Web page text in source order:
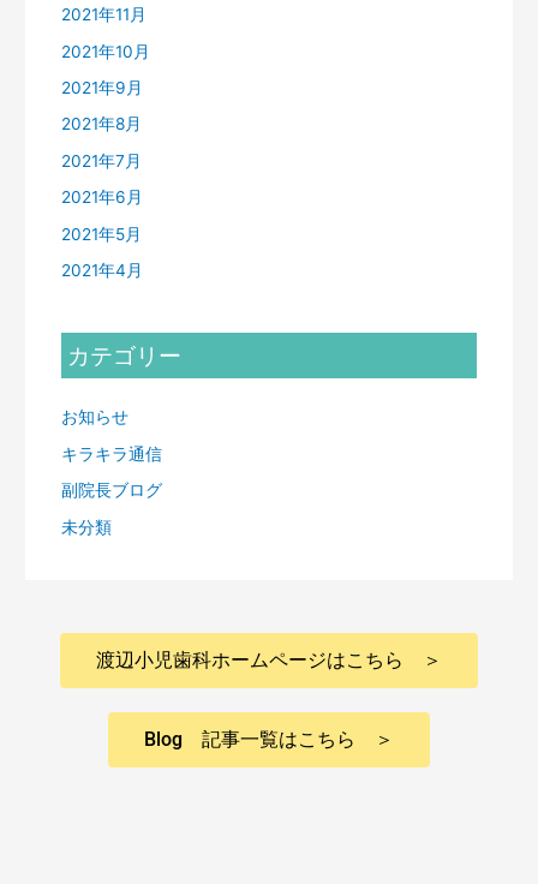
2021年11月
2021年10月
2021年9月
2021年8月
2021年7月
2021年6月
2021年5月
2021年4月
カテゴリー
お知らせ
キラキラ通信
副院長ブログ
未分類
渡辺小児歯科ホームページはこちら ＞
Blog 記事一覧はこちら ＞